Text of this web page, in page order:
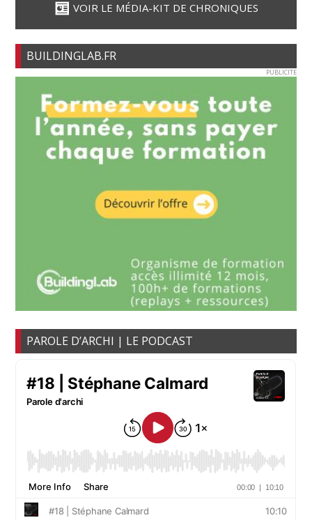
VOIR LE MÉDIA-KIT DE CHRONIQUES
BUILDINGLAB.FR
PUBLICITE
PAROLE D’ARCHI | LE PODCAST